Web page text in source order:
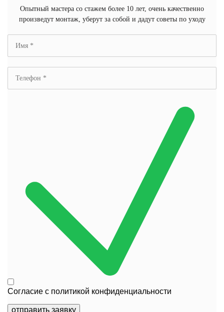
Опытный мастера со стажем более 10 лет, очень качественно
произведут монтаж, уберут за собой и дадут советы по уходу
Согласие с политикой конфиденциальности
отправить заявку